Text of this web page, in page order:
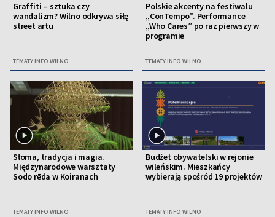
Graffiti – sztuka czy
wandalizm? Wilno odkrywa siłę
street artu
TEMATY INFO WILNO
Polskie akcenty na festiwalu
„ConTempo”. Performance
„Who Cares” po raz pierwszy w
programie
TEMATY INFO WILNO
Słoma, tradycja i magia.
Międzynarodowe warsztaty
Sodo rēda w Koiranach
TEMATY INFO WILNO
Budżet obywatelski w rejonie
wileńskim. Mieszkańcy
wybierają spośród 19 projektów
TEMATY INFO WILNO